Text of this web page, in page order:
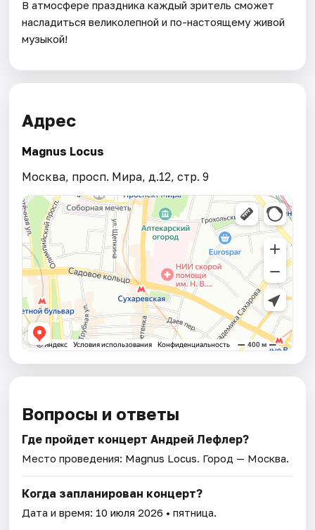
В атмосфере праздника каждый зритель сможет
насладиться великолепной и по-настоящему живой
музыкой!
Адрес
Magnus Locus
Москва, просп. Мира, д.12, стр. 9
Вопросы и ответы
Где пройдет концерт Андрей Лефлер?
Место проведения: Magnus Locus. Город — Москва.
Когда запланирован концерт?
Дата и время: 10 июля 2026 • пятница.